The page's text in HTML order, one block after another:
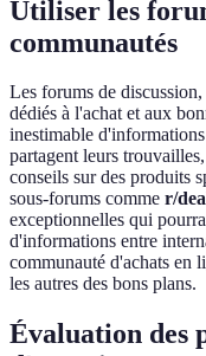
Utiliser les
communautés
Les forums de discussion,
dédiés à l'achat et aux
inestimable
partagent leurs
conseils sur des produits
sous-forums comme r/
exceptionnelles qui
d'informations entre
communauté d'achats en
les autres des bons plans.
Évaluation des